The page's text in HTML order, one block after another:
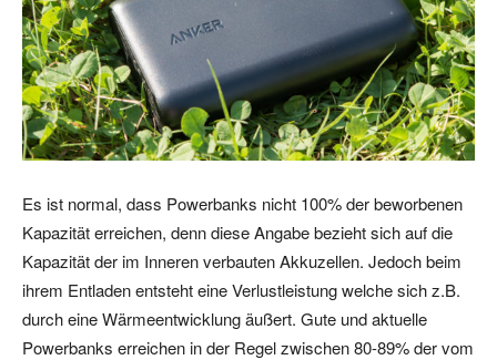
Es ist normal, dass Powerbanks nicht 100% der beworbenen
Kapazität erreichen, denn diese Angabe bezieht sich auf die
Kapazität der im Inneren verbauten Akkuzellen. Jedoch beim
ihrem Entladen entsteht eine Verlustleistung welche sich z.B.
durch eine Wärmeentwicklung äußert. Gute und aktuelle
Powerbanks erreichen in der Regel zwischen 80-89% der vom